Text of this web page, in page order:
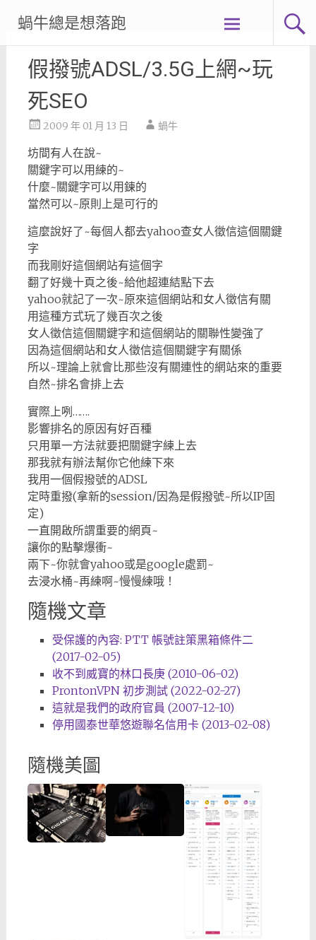
content
蝸牛總是想落跑
假撥號ADSL/3.5G上網~玩
死SEO
2009 年 01 月 13 日 蝸牛
坊間有人在說~
關鍵字可以用練的~
什麼~關鍵字可以用鍊的
當然可以~原則上是可行的
這麼說好了~每個人都去yahoo查女人徵信這個關鍵
字
而我剛好這個網站有這個字
翻了好幾十頁之後~給他超連結點下去
yahoo就記了一次~原來這個網站和女人徵信有關
用這種方式玩了幾百次之後
女人徵信這個關鍵字和這個網站的關聯性變強了
因為這個網站和女人徵信這個關鍵字有關係
所以~理論上就會比那些沒有關連性的網站來的重要
自然~排名會排上去
實際上咧…….
影響排名的原因有好百種
只用單一方法就要把關鍵字練上去
那我就有辦法幫你它他練下來
我用一個假撥號的ADSL
定時重撥(拿新的session/因為是假撥號~所以IP固
定)
一直開啟所謂重要的網頁~
讓你的點擊爆衝~
兩下~你就會yahoo或是google處罰~
去浸水桶~再練啊~慢慢練哦！
隨機文章
受保護的內容: PTT 帳號註策黑箱條件二
(2017-02-05)
收不到威寶的林口長庚 (2010-06-02)
ProntonVPN 初步測試 (2022-02-27)
這就是我們的政府官員 (2007-12-10)
停用國泰世華悠遊聯名信用卡 (2013-02-08)
隨機美圖